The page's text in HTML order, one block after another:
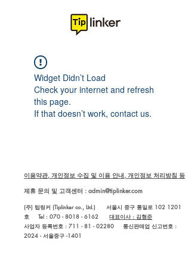
Widget Didn’t Load
Check your internet and refresh
this page.
If that doesn’t work, contact us.
이용약관, 개인정보 수집 및 이용 안내, 개인정보 처리방침 등
제휴 문의 및 고객센터 : admin@tiplinker.com
(주) 팁링커 (Tiplinker co., Ltd.) 서울시 중구 통일로 102 1201
호 Tel : 070 - 8018 - 6162 대표이사 : 김형준
사업자 등록번호 : 711 - 81 - 02280 통신판매업 신고번호 :
2024 - 서울중구 -1401